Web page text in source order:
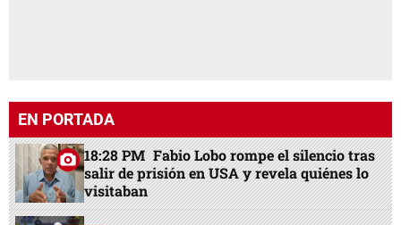
EN PORTADA
18:28 PM Fabio Lobo rompe el silencio tras
salir de prisión en USA y revela quiénes lo
visitaban